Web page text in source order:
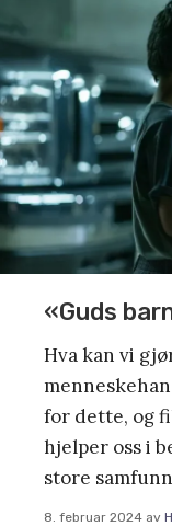
«Guds
Hva kan vi
for dette, og
hjelper oss i
store
8. februar 2024 av